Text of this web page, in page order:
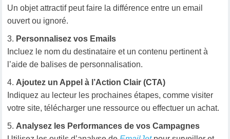
Un objet attractif peut faire la différence entre un email
ouvert ou ignoré.
Personnalisez vos Emails
Incluez le nom du destinataire et un contenu pertinent à
l’aide de balises de personnalisation.
Ajoutez un Appel à l’Action Clair (CTA)
Indiquez au lecteur les prochaines étapes, comme visiter
votre site, télécharger une ressource ou effectuer un achat.
Analysez les Performances de vos Campagnes